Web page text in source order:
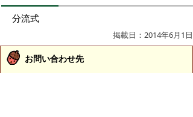
分流式
掲載日：2014年6月1日
お問い合わせ先